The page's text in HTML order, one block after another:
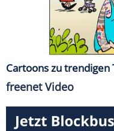
Cartoons zu trendigen
freenet Video